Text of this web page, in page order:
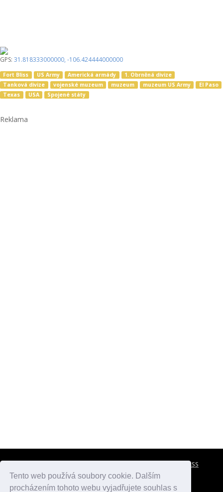
Tento web používá soubory cookie. Dalším
procházením tohoto webu vyjadřujete souhlas s
GPS: 31.818333000000, -106.424444000000
Fort Bliss US Army Americká armády
1. Obrněná divize
Tanková divize
vojenské muzeum muzeum muzeum US Army
El Paso
Texas
USA Spojené státy
Reklama
RSS